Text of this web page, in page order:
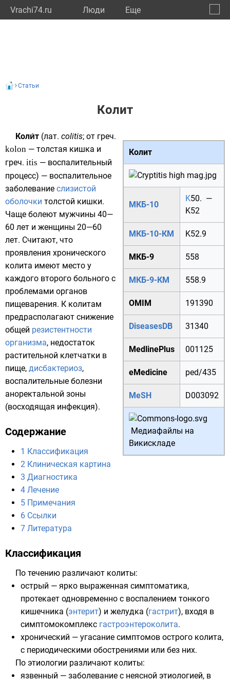
Vrachi74.ru Люди Eще
Статьи
Колит
Колит
МКБ-10
K50. —
K52
МКБ-10-КМ K52.9
МКБ-9 558
МКБ-9-КМ 558.9
OMIM 191390
DiseasesDB 31340
MedlinePlus 001125
eMedicine ped/435
MeSH D003092
Медиафайлы на
Викискладе
Коли́т (лат. colitis; от греч.
kolon — толстая кишка и
греч. itis — воспалительный
процесс) — воспалительное
заболевание слизистой
оболочки толстой кишки.
Чаще болеют мужчины 40—
60 лет и женщины 20—60
лет. Считают, что
проявления хронического
колита имеют место у
каждого второго больного с
проблемами органов
пищеварения. К колитам
предрасполагают снижение
общей резистентности
организма, недостаток
растительной клетчатки в
пище, дисбактериоз,
воспалительные болезни
аноректальной зоны
(восходящая инфекция).
Содержание
1 Классификация
2 Клиническая картина
3 Диагностика
4 Лечение
5 Примечания
6 Ссылки
7 Литература
Классификация
По течению различают колиты:
острый — ярко выраженная симптоматика,
протекает одновременно с воспалением тонкого
кишечника (энтерит) и желудка (гастрит), входя в
симптомокомплекс гастроэнтероколита.
хронический — угасание симптомов острого колита,
с периодическими обострениями или без них.
По этиологии различают колиты:
язвенный — заболевание с неясной этиологией, в